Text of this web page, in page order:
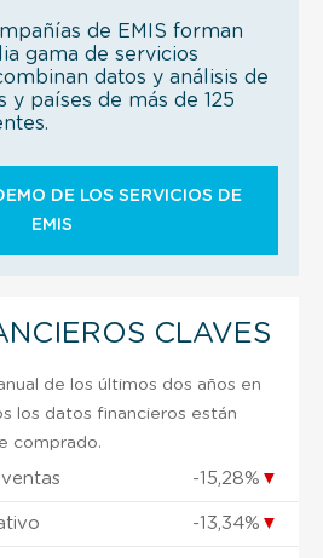
de EMIS forman
gama de servicios
datos y análisis de
y países de más de 125
DE LOS SERVICIOS DE
EMIS
CLAVES
de los últimos dos años en
los datos financieros están
comprado.
-15,28% ▼
-13,34% ▼